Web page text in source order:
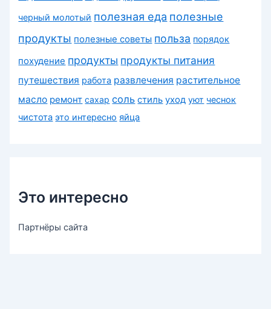
черный молотый полезная еда полезные
продукты полезные советы польза порядок
похудение продукты продукты питания
путешествия работа развлечения растительное
масло ремонт сахар соль стиль уход уют чеснок
чистота это интересно яйца
Это интересно
Партнёры сайта